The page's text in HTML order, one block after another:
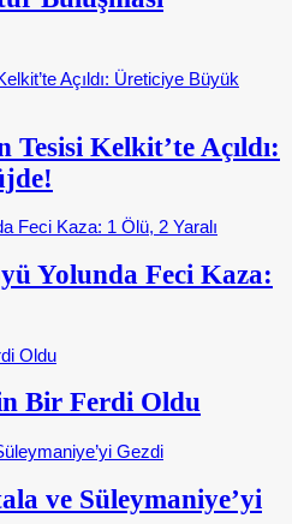
Kelkit’te Açıldı:
Yolunda Feci Kaza:
Bir Ferdi Oldu
ve Süleymaniye’yi